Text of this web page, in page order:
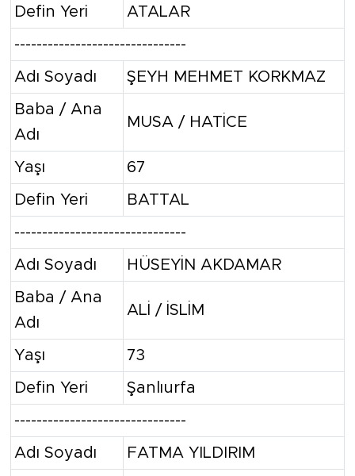
Defin Yeri ATALAR
-------------------------------
Adı Soyadı ŞEYH MEHMET KORKMAZ
Baba / Ana
Adı
MUSA / HATİCE
Yaşı 67
Defin Yeri BATTAL
-------------------------------
Adı Soyadı HÜSEYİN AKDAMAR
Baba / Ana
Adı
ALİ / İSLİM
Yaşı 73
Defin Yeri Şanlıurfa
-------------------------------
Adı Soyadı FATMA YILDIRIM